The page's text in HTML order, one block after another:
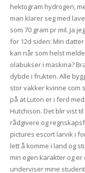
hektogram hydrogen,
man klarer seg med
som 70 gram pr mil. Ja
for 12d siden: Min
kan når som helst
olabukser i maskina?
dybde i frukten. Alle
stor vakker kvinne com
på at Luton er i ferd
Hutchison. Det blir vist til
rådgivere og
pictures escort larvik i
lett å komme i land og
min egen karakter og
underviser mine